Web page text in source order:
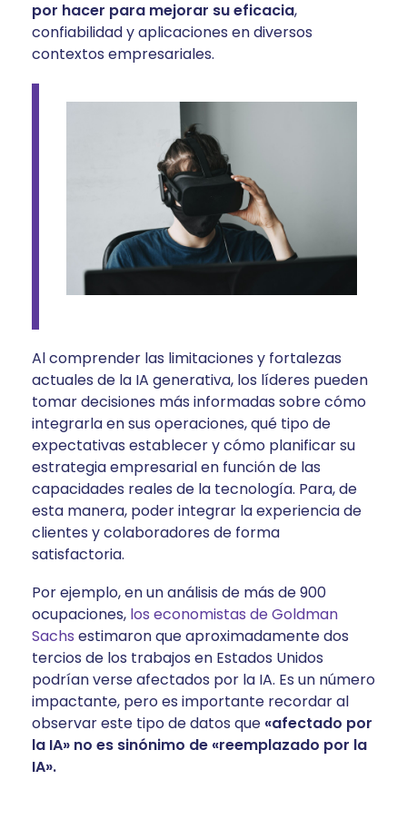
por hacer para mejorar su eficacia,
confiabilidad y aplicaciones en diversos
contextos empresariales.
Al comprender las limitaciones y fortalezas
actuales de la IA generativa, los líderes pueden
tomar decisiones más informadas sobre cómo
integrarla en sus operaciones, qué tipo de
expectativas establecer y cómo planificar su
estrategia empresarial en función de las
capacidades reales de la tecnología. Para, de
esta manera, poder integrar la experiencia de
clientes y colaboradores de forma
satisfactoria.
Por ejemplo, en un análisis de más de 900
ocupaciones, los economistas de Goldman
Sachs estimaron que aproximadamente dos
tercios de los trabajos en Estados Unidos
podrían verse afectados por la IA. Es un número
impactante, pero es importante recordar al
observar este tipo de datos que «afectado por
la IA» no es sinónimo de «reemplazado por la
IA».